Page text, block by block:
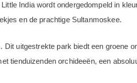
India wordt ondergedompeld in
en de prachtige Sultanmoskee.
uitgestrekte park biedt een groene
tienduizenden orchideeën, een